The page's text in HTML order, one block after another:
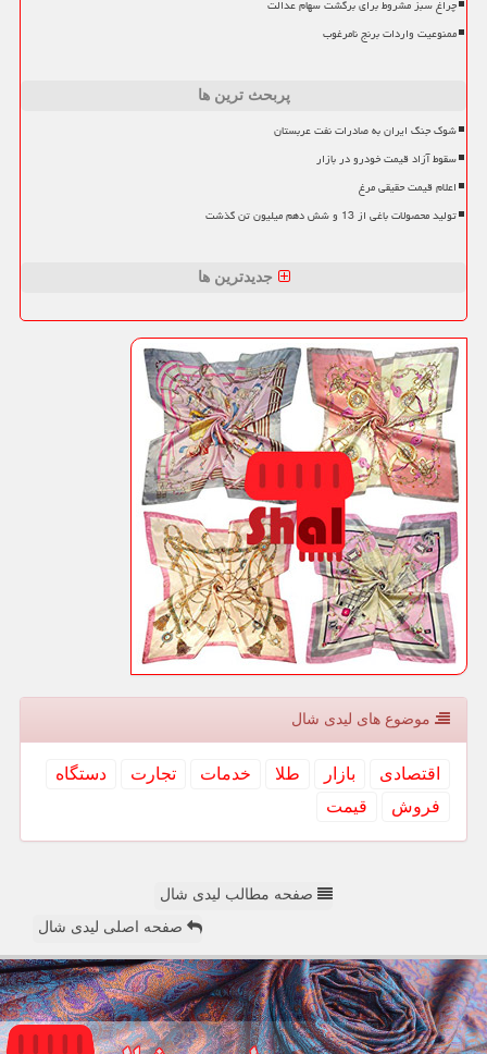
چراغ سبز مشروط برای برگشت سهام عدالت
ممنوعیت واردات برنج نامرغوب
پربحث ترین ها
شوک جنگ ایران به صادرات نفت عربستان
سقوط آزاد قیمت خودرو در بازار
اعلام قیمت حقیقی مرغ
تولید محصولات باغی از 13 و شش دهم میلیون تن گذشت
جدیدترین ها
موضوع های لیدی شال
اقتصادی بازار طلا خدمات تجارت
دستگاه
فروش
قیمت
صفحه مطالب لیدی شال
صفحه اصلی لیدی شال